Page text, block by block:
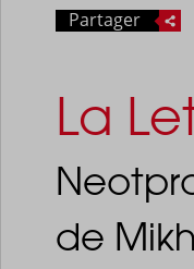
Partager
La
de